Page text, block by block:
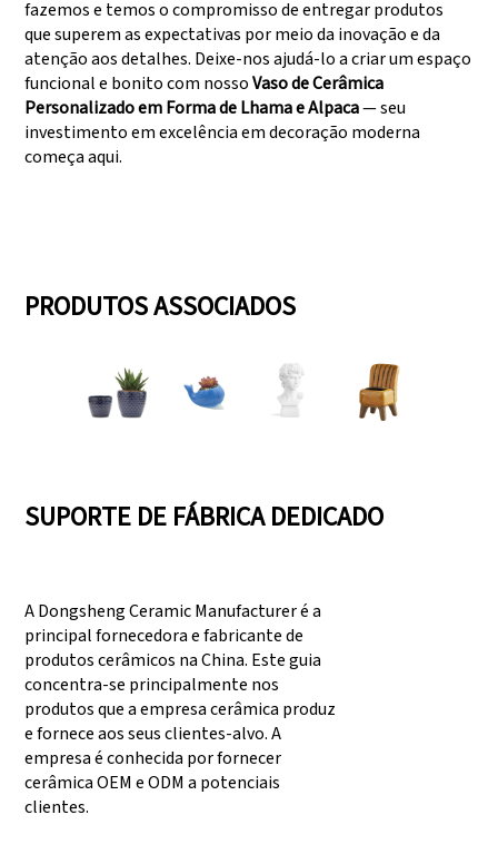
fazemos e temos o compromisso de entregar produtos
que superem as expectativas por meio da inovação e da
atenção aos detalhes. Deixe-nos ajudá-lo a criar um espaço
funcional e bonito com nossoVaso de Cerâmica
Personalizado em Forma de Lhama e Alpaca— seu
investimento em excelência em decoração moderna
começa aqui.
PRODUTOS ASSOCIADOS
SUPORTE DE FÁBRICA DEDICADO
A Dongsheng Ceramic Manufacturer é a
principal fornecedora e fabricante de
produtos cerâmicos na China. Este guia
concentra-se principalmente nos
produtos que a empresa cerâmica produz
e fornece aos seus clientes-alvo. A
empresa é conhecida por fornecer
cerâmica OEM e ODM a potenciais
clientes.